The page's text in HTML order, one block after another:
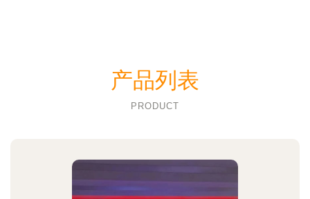
产品列表
PRODUCT